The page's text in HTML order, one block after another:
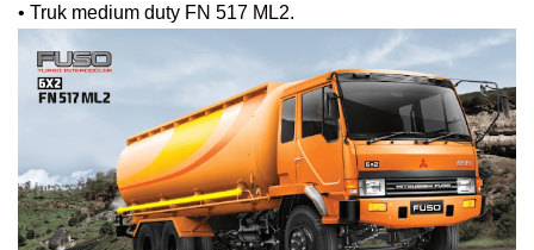
• Truk medium duty FN 517 ML2.